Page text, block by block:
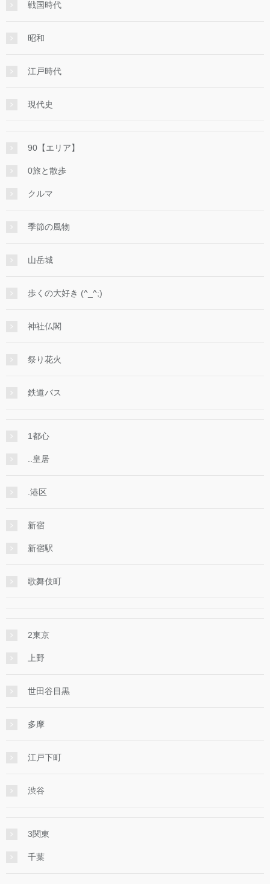
戦国時代
昭和
江戸時代
現代史
90【エリア】
0旅と散歩
クルマ
季節の風物
山岳城
歩くの大好き (^_^;)
神社仏閣
祭り花火
鉄道バス
1都心
..皇居
.港区
新宿
新宿駅
歌舞伎町
2東京
上野
世田谷目黒
多摩
江戸下町
渋谷
3関東
千葉